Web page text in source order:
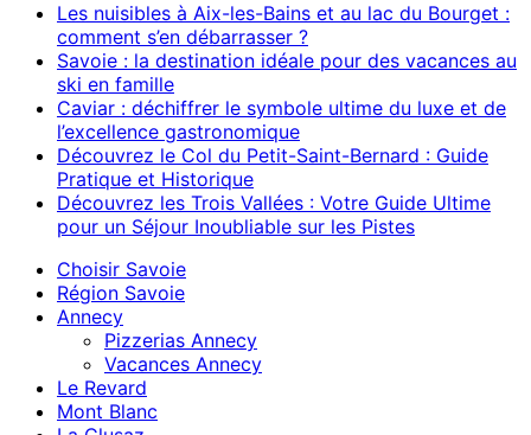
Les nuisibles à Aix-les-Bains et au lac du Bourget :
comment s’en débarrasser ?
Savoie : la destination idéale pour des vacances au
ski en famille
Caviar : déchiffrer le symbole ultime du luxe et de
l’excellence gastronomique
Découvrez le Col du Petit-Saint-Bernard : Guide
Pratique et Historique
Découvrez les Trois Vallées : Votre Guide Ultime
pour un Séjour Inoubliable sur les Pistes
Choisir Savoie
Région Savoie
Annecy
Pizzerias Annecy
Vacances Annecy
Le Revard
Mont Blanc